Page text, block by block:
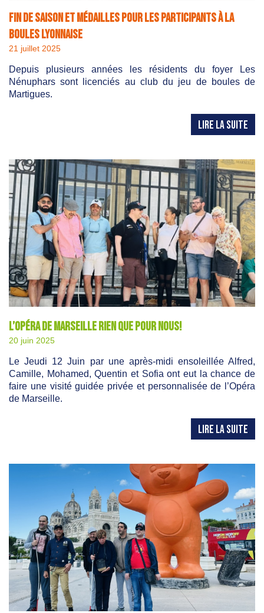
Fin de saison et médailles pour les participants à la
Boules Lyonnaise
21 juillet 2025
Depuis plusieurs années les résidents du foyer Les
Nénuphars sont licenciés au club du jeu de boules de
Martigues.
LIRE LA SUITE
L’Opéra de Marseille rien que pour nous!
20 juin 2025
Le Jeudi 12 Juin par une après-midi ensoleillée Alfred,
Camille, Mohamed, Quentin et Sofia ont eut la chance de
faire une visité guidée privée et personnalisée de l’Opéra
de Marseille.
LIRE LA SUITE